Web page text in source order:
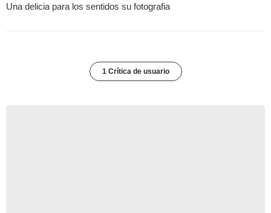
Una delicia para los sentidos su fotografia
1 Crítica de usuario